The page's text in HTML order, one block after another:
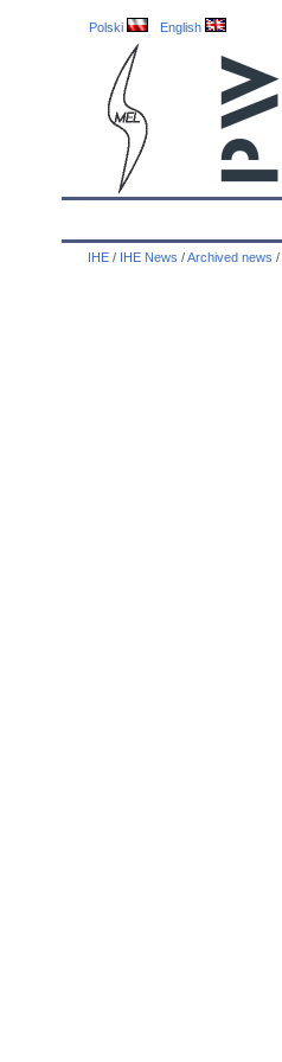
Polski English
IHE / IHE News /Archived news /